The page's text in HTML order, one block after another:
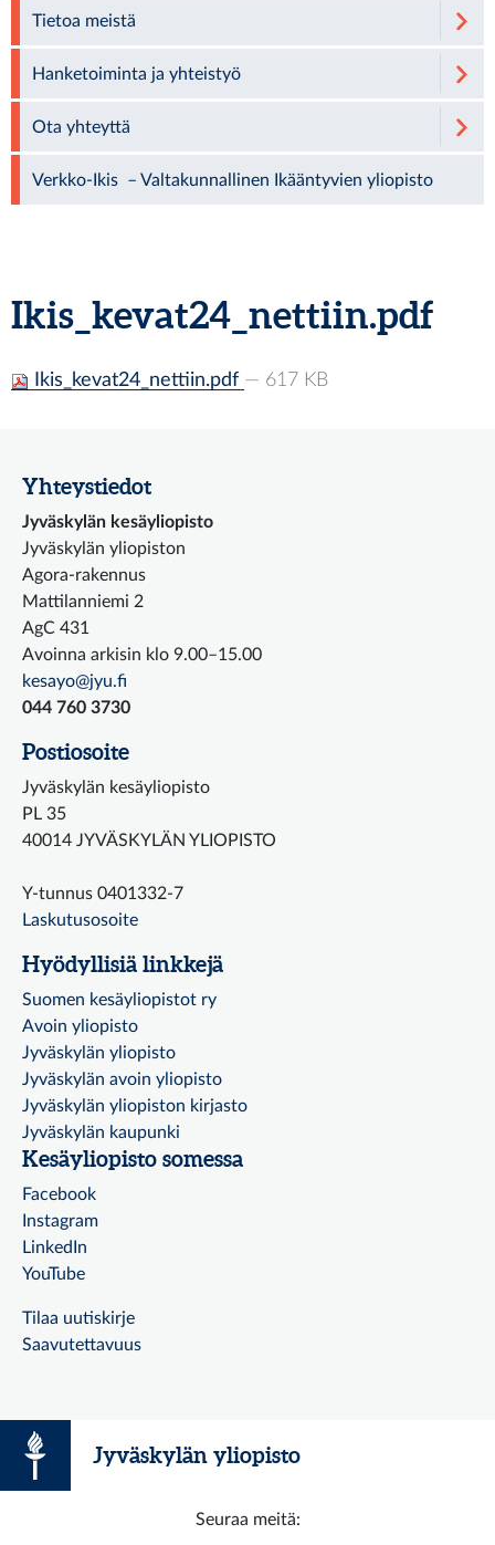
Ikis_kevat24_nettiin.pdf
Ikis_kevat24_nettiin.pdf — 617 KB
Tietoa meistä
Hanketoiminta ja yhteistyö
Ota yhteyttä
Verkko-Ikis – Valtakunnallinen Ikääntyvien yliopisto
Yhteystiedot
Jyväskylän kesäyliopisto
Jyväskylän yliopiston
Agora-rakennus
Mattilanniemi 2
AgC 431
Avoinna arkisin klo 9.00–15.00
kesayo@jyu.fi
044 760 3730
Postiosoite
Jyväskylän kesäyliopisto
PL 35
40014 JYVÄSKYLÄN YLIOPISTO
Y-tunnus 0401332-7
Laskutusosoite
Hyödyllisiä linkkejä
Suomen kesäyliopistot ry
Avoin yliopisto
Jyväskylän yliopisto
Jyväskylän avoin yliopisto
Jyväskylän yliopiston kirjasto
Jyväskylän kaupunki
Kesäyliopisto somessa
Facebook
Instagram
LinkedIn
YouTube
Tilaa uutiskirje
Saavutettavuus
Jyväskylän yliopisto
Seuraa meitä: